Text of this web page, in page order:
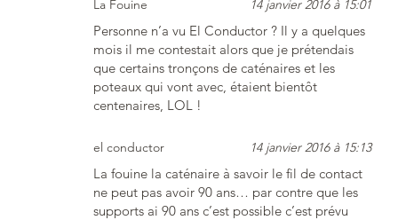
La Fouine 14 janvier 2016 à 15:01
Personne n’a vu El Conductor ? Il y a quelques
mois il me contestait alors que je prétendais
que certains tronçons de caténaires et les
poteaux qui vont avec, étaient bientôt
centenaires, LOL !
el conductor 14 janvier 2016 à 15:13
La fouine la caténaire à savoir le fil de contact
ne peut pas avoir 90 ans… par contre que les
supports ai 90 ans c’est possible c’est prévu